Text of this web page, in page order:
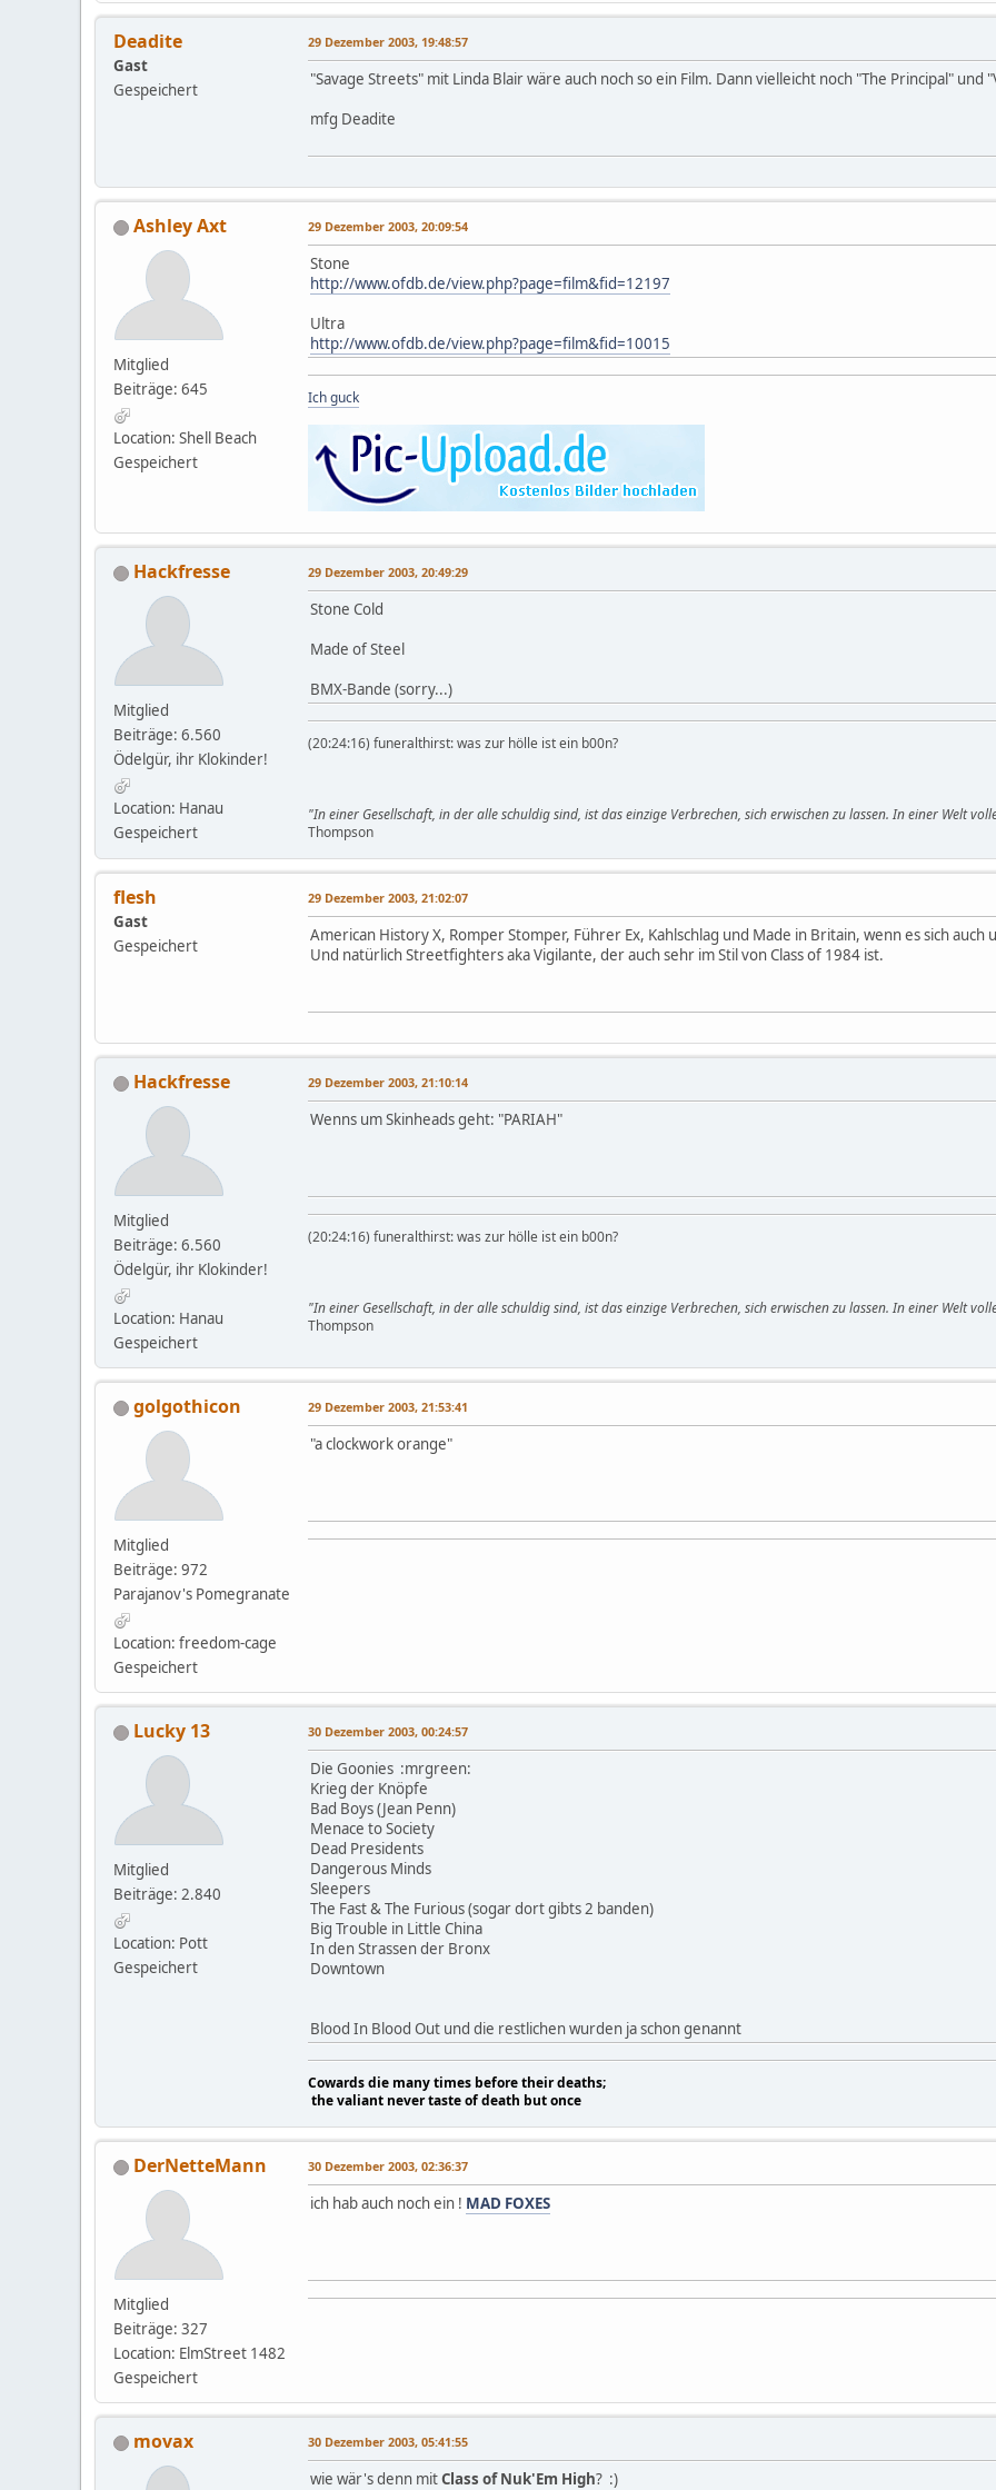
Deadite
Gast
Gespeichert
29 Dezember 2003, 19:48:57
"Savage Streets" mit Linda Blair wäre auch noch so ein Film. Dann vielleicht noch "The Principal" und
mfg Deadite
Ashley Axt
Mitglied
Beiträge: 645
Location: Shell Beach
Gespeichert
29 Dezember 2003, 20:09:54
Stone
http://www.ofdb.de/view.php?page=film&fid=12197
Ultra
http://www.ofdb.de/view.php?page=film&fid=10015
Ich guck
Hackfresse
Mitglied
Beiträge: 6.560
Ödelgür, ihr Klokinder!
Location: Hanau
Gespeichert
29 Dezember 2003, 20:49:29
Stone Cold
Made of Steel
BMX-Bande (sorry...)
(20:24:16) funeralthirst: was zur hölle ist ein b00n?
"In einer Gesellschaft, in der alle schuldig sind, ist das einzige Verbrechen, sich erwischen zu lassen. In einer Welt
Thompson
flesh
Gast
Gespeichert
29 Dezember 2003, 21:02:07
American History X, Romper Stomper, Führer Ex, Kahlschlag und Made in Britain, wenn es sich
Und natürlich Streetfighters aka Vigilante, der auch sehr im Stil von Class of 1984 ist.
Hackfresse
Mitglied
Beiträge: 6.560
Ödelgür, ihr Klokinder!
Location: Hanau
Gespeichert
29 Dezember 2003, 21:10:14
Wenns um Skinheads geht: "PARIAH"
(20:24:16) funeralthirst: was zur hölle ist ein b00n?
"In einer Gesellschaft, in der alle schuldig sind, ist das einzige Verbrechen, sich erwischen zu lassen. In einer Welt
Thompson
golgothicon
Mitglied
Beiträge: 972
Parajanov's Pomegranate
Location: freedom-cage
Gespeichert
29 Dezember 2003, 21:53:41
"a clockwork orange"
Lucky 13
Mitglied
Beiträge: 2.840
Location: Pott
Gespeichert
30 Dezember 2003, 00:24:57
Die Goonies :mrgreen:
Krieg der Knöpfe
Bad Boys (Jean Penn)
Menace to Society
Dead Presidents
Dangerous Minds
Sleepers
The Fast & The Furious (sogar dort gibts 2 banden)
Big Trouble in Little China
In den Strassen der Bronx
Downtown
Blood In Blood Out und die restlichen wurden ja schon genannt
Cowards die many times before their deaths;
the valiant never taste of death but once
DerNetteMann
Mitglied
Beiträge: 327
Location: ElmStreet 1482
Gespeichert
30 Dezember 2003, 02:36:37
ich hab auch noch ein ! MAD FOXES
movax 30 Dezember 2003, 05:41:55
wie wär's denn mitClass of Nuk'Em High? :)